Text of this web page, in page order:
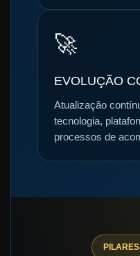
🚀
EVOLUÇÃO
Atualização
tecnologia,
processos de